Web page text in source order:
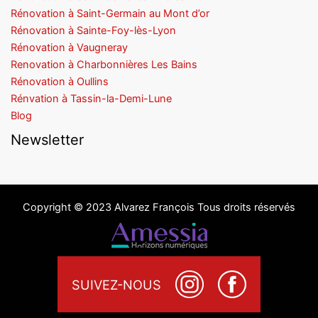
Rénovation à Saint-Germain au Mont d’or
Rénovation à Sainte-Foy-lès-Lyon
Rénovation à Vaugneray
Renovation à Charbonnières Les Bains
Rénovation à Oullins
Rénvation à Tassin-la-Demi-Lune
Blog
Newsletter
Copyright © 2023 Alvarez François Tous droits réservés
SUIVEZ-NOUS